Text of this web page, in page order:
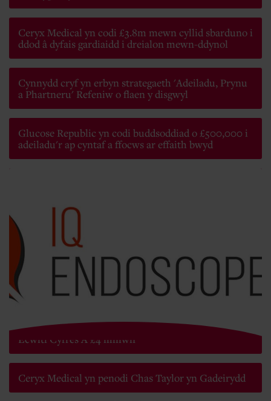
Ceryx Medical yn codi £3.8m mewn cyllid sbarduno i
ddod â dyfais gardiaidd i dreialon mewn-ddynol
Cynnydd cryf yn erbyn strategaeth 'Adeiladu, Prynu
a Phartneru' Refeniw o flaen y disgwyl
Glucose Republic yn codi buddsoddiad o £500,000 i
adeiladu'r ap cyntaf a ffocws ar effaith bwyd
Mae IQ Endoscopes wedi Cwblhau Rownd Ariannu
Ecwiti Cyfres A £4 miliwn
Ceryx Medical yn penodi Chas Taylor yn Gadeirydd